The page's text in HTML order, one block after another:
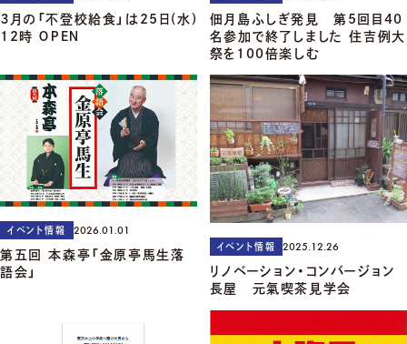
３月の「不登校給食」は25日(水)
12時 ＯＰＥＮ
佃月島ふしぎ発見 第5回目40
名参加で終了しました 住吉例大
祭を100倍楽しむ
イベント情報 2026.01.01
第五回 本森亭「金原亭馬生落
語会」
イベント情報 2025.12.26
リノベーション・コンバージョン
長屋 元氣喫茶見学会